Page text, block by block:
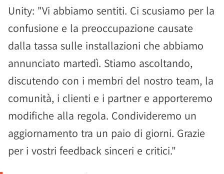
Unity: "Vi abbiamo sentiti. Ci scusiamo per la
confusione e la preoccupazione causate
dalla tassa sulle installazioni che abbiamo
annunciato martedì. Stiamo ascoltando,
discutendo con i membri del nostro team, la
comunità, i clienti e i partner e apporteremo
modifiche alla regola. Condivideremo un
aggiornamento tra un paio di giorni. Grazie
per i vostri feedback sinceri e critici."